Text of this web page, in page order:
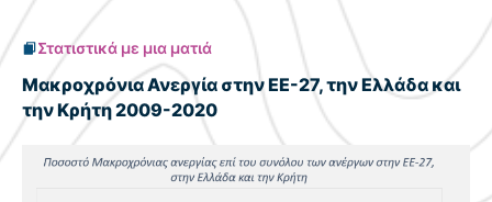
Στατιστικά με μια ματιά
Μακροχρόνια Ανεργία στην EE-27, την Ελλάδα και
την Κρήτη 2009-2020